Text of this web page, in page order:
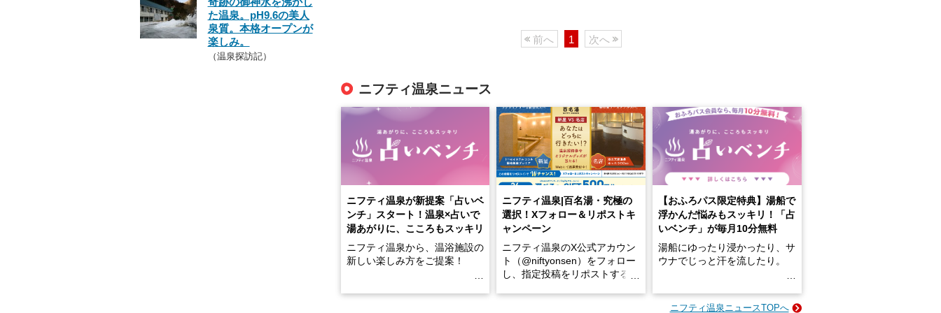
前へ 1 次へ
ニフティ温泉ニュース
ニフティ温泉が新提案「占いベ
ンチ」スタート！温泉×占いで
湯あがりに、こころもスッキリ
ニフティ温泉から、温浴施設の
新しい楽しみ方をご提案！
ニフティ温泉|百名湯・究極の
選択！Xフォロー＆リポストキ
ャンペーン
ニフティ温泉のX公式アカウン
ト（@niftyonsen）をフォロー
し、指定投稿をリポストする
【おふろパス限定特典】湯船で
浮かんだ悩みもスッキリ！「占
いベンチ」が毎月10分無料
湯船にゆったり浸かったり、サ
ウナでじっと汗を流したり。
ニフティ温泉ニュースTOPへ
た温泉。pH9.6の美人
泉質。本格オープンが
楽しみ。
（温泉探訪記）